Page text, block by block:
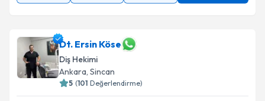
Dt. Ersin Köse
Diş Hekimi
Ankara, Sincan
5 (101 Değerlendirme)